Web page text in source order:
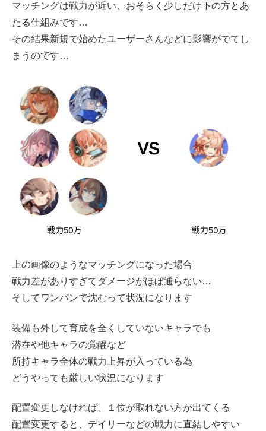
マッチングは戦力が近い、おそらく少しだけ下の方とあ
たる仕組みです…
その結果新規で始めたユーザーさんなどに影響がでてし
まうのです…
上の画像のようなマッチングになった場合
戦力差がありすぎてダメージがほぼ通らない…
そしてワンパンで沈むって状況になります
装備も外して育成を全くしていないキャラでも
潜在や他キャラの覚醒など
所持キャラ全体の戦力上昇が入っている為
どうやっても厳しい状況になります
配置変更しなければ、１位が取れない方が出てくる
配置変更すると、デイリーなどの戦力に直結しやすい